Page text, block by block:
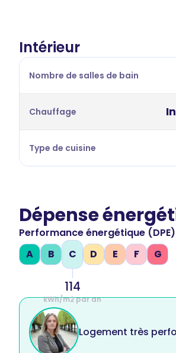
Intérieur
Nombre de salles de bain
Chauffage
Type de cuisine
Dépense
Performance énergétique (DPE)
A
B C
114
kWh/m2 par an
D E F G
Logement très